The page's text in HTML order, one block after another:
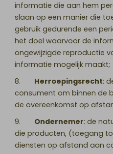
informatie die aan hem
slaan op een manier die
gebruik gedurende een
het doel waarvoor de
ongewijzigde reproductie
informatie mogelijk maakt;
8. Herroepingsrecht:
consument om binnen de
de overeenkomst op
9. Ondernemer: de
die producten, (toegang
diensten op afstand aan